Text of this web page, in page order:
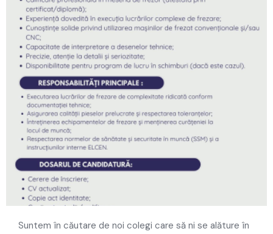
Suntem în căutare de noi colegi care să ni se alăture în